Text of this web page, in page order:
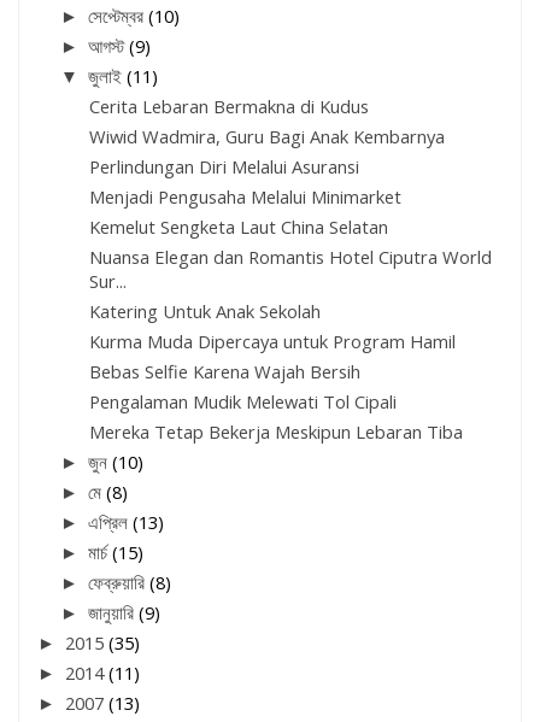
►সেপ্টেম্বর(10)
►আগস্ট(9)
▼জুলাই(11)
Cerita Lebaran Bermakna di Kudus
Wiwid Wadmira, Guru Bagi Anak Kembarnya
Perlindungan Diri Melalui Asuransi
Menjadi Pengusaha Melalui Minimarket
Kemelut Sengketa Laut China Selatan
Nuansa Elegan dan Romantis Hotel Ciputra World
Sur...
Katering Untuk Anak Sekolah
Kurma Muda Dipercaya untuk Program Hamil
Bebas Selfie Karena Wajah Bersih
Pengalaman Mudik Melewati Tol Cipali
Mereka Tetap Bekerja Meskipun Lebaran Tiba
►জুন(10)
►মে(8)
►এপ্রিল(13)
►মার্চ(15)
►ফেব্রুয়ারি(8)
►জানুয়ারি(9)
► 2015 (35)
► 2014(11)
► 2007 (13)